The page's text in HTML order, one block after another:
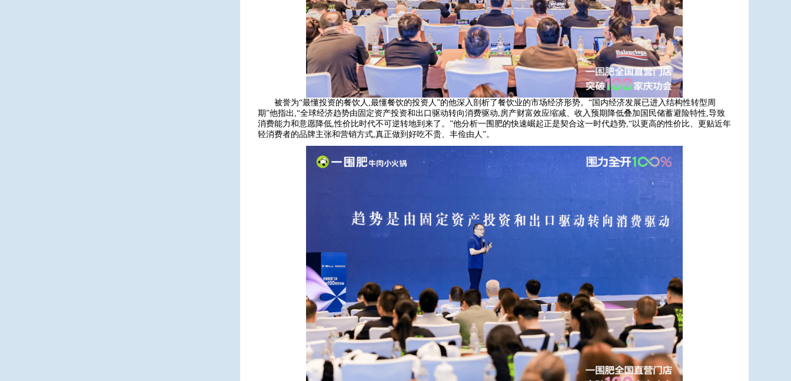
被誉为“最懂投资的餐饮人,最懂餐饮的投资人”的他深入剖析了餐饮业的市场经济形势。“国内经济发展已进入结构性转型周
期”他指出,“全球经济趋势由固定资产投资和出口驱动转向消费驱动,房产财富效应缩减、收入预期降低叠加国民储蓄避险特性,导致
消费能力和意愿降低,性价比时代不可逆转地到来了。”他分析一围肥的快速崛起正是契合这一时代趋势,“以更高的性价比、更贴近年
轻消费者的品牌主张和营销方式,真正做到好吃不贵、丰俭由人”。